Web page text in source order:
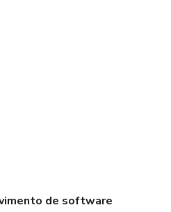
de software